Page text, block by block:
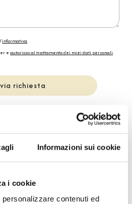
Informazioni sui cookie
i cookie
contenuti ed
informativa.
e autorizzo al trattamento dei miei dati personali.
richiesta
facile e veloce
consegna
Gratuita